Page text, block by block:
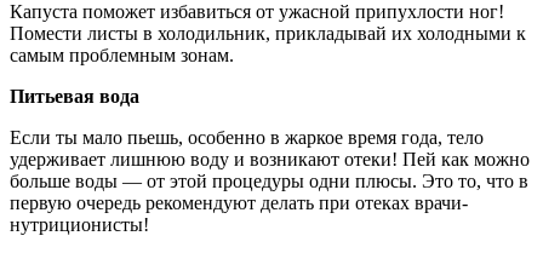
Капуста поможет избавиться от ужасной припухлости ног!
Помести листы в холодильник, прикладывай их холодными к
самым проблемным зонам.
Питьевая вода
Если ты мало пьешь, особенно в жаркое время года, тело
удерживает лишнюю воду и возникают отеки! Пей как можно
больше воды — от этой процедуры одни плюсы. Это то, что в
первую очередь рекомендуют делать при отеках врачи-
нутриционисты!